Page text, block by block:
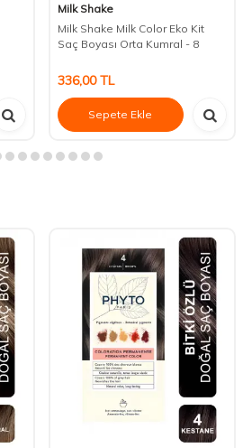
Milk Shake
Milk Shake Milk Color Eko Kit
Saç Boyası Orta Kumral - 8
336,00TL
Sepete Ekle